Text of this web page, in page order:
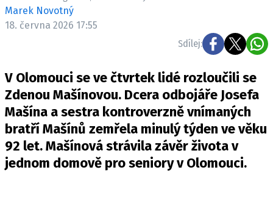
KONTAKT
VYDAVATEL
INZERCE
OSOBNÍ ÚDAJE / COOKIES
VOLNÁ MÍSTA
Marek Novotný
18. června 2026 17:55
Sdílej:
V Olomouci se ve čtvrtek lidé rozloučili se
Zdenou Mašínovou. Dcera odbojáře Josefa
Mašína a sestra kontroverzně vnímaných
bratří Mašínů zemřela minulý týden ve věku
92 let. Mašínová strávila závěr života v
jednom domově pro seniory v Olomouci.